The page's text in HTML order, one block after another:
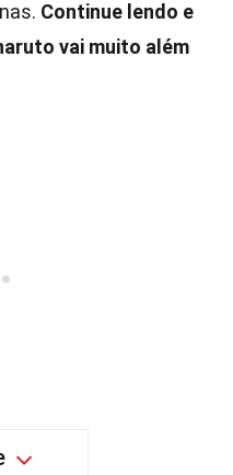
Continue lendo e
vai muito além